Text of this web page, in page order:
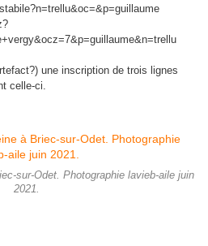
une inscription de trois lignes
celle-ci.
sur-Odet. Photographie lavieb-aile juin
2021.